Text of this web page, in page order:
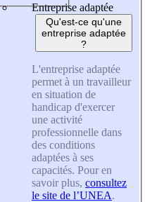
Entreprise adaptée
Qu'est-ce qu'une
entreprise adaptée
?
L'entreprise adaptée
permet à un travailleur
en situation de
handicap d'exercer
une activité
professionnelle dans
des conditions
adaptées à ses
capacités. Pour en
savoir plus, consultez
le site de l’UNEA.